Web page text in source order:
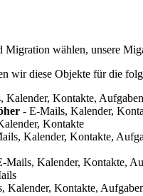
Migration wählen, unsere
wir diese Objekte für die
Kalender, Kontakte,
- E-Mails, Kalender,
Kontakte
Kalender, Kontakte,
Mails, Kalender, Kontakte,
Kalender, Kontakte,